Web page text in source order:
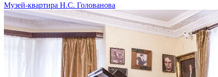
Музей-квартира Н.С. Голованова